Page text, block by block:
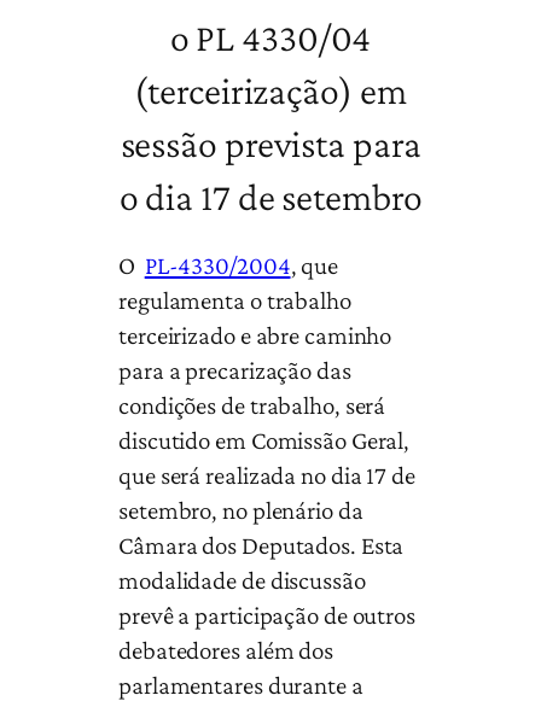
o PL 4330/04
(terceirização) em
sessão prevista para
o dia 17 de setembro
O PL-4330/2004, que
regulamenta o trabalho
terceirizado e abre caminho
para a precarização das
condições de trabalho, será
discutido em Comissão Geral,
que será realizada no dia 17 de
setembro, no plenário da
Câmara dos Deputados. Esta
modalidade de discussão
prevê a participação de outros
debatedores além dos
parlamentares durante a